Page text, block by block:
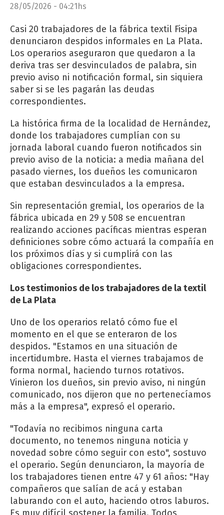
28/05/2026 - 04:21hs
Casi 20 trabajadores de la fábrica textil Fisipa
denunciaron despidos informales en La Plata.
Los operarios aseguraron que quedaron a la
deriva tras ser desvinculados de palabra, sin
previo aviso ni notificación formal, sin siquiera
saber si se les pagarán las deudas
correspondientes.
La histórica firma de la localidad de Hernández,
donde los trabajadores cumplían con su
jornada laboral cuando fueron notificados sin
previo aviso de la noticia: a media mañana del
pasado viernes, los dueños les comunicaron
que estaban desvinculados a la empresa.
Sin representación gremial, los operarios de la
fábrica ubicada en 29 y 508 se encuentran
realizando acciones pacíficas mientras esperan
definiciones sobre cómo actuará la compañía en
los próximos días y si cumplirá con las
obligaciones correspondientes.
Los testimonios de los trabajadores de la textil
de La Plata
Uno de los operarios relató cómo fue el
momento en el que se enteraron de los
despidos. "Estamos en una situación de
incertidumbre. Hasta el viernes trabajamos de
forma normal, haciendo turnos rotativos.
Vinieron los dueños, sin previo aviso, ni ningún
comunicado, nos dijeron que no pertenecíamos
más a la empresa", expresó el operario.
"Todavía no recibimos ninguna carta
documento, no tenemos ninguna noticia y
novedad sobre cómo seguir con esto", sostuvo
el operario. Según denunciaron, la mayoría de
los trabajadores tienen entre 47 y 61 años: "Hay
compañeros que salían de acá y estaban
laburando con el auto, haciendo otros laburos.
Es muy difícil sostener la familia. Todos